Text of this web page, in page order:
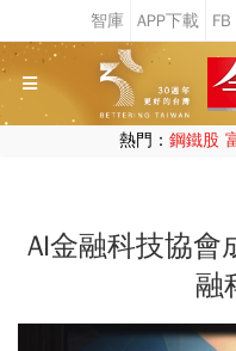
熱門： 鋼鐵股
AI金融科技協
融